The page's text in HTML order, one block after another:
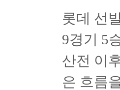
롯데 선
9경기 5
산전 이
은 흐름